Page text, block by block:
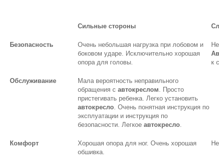
Сильные стороны
Безопасность
Очень небольшая нагрузка при лобовом и
боковом ударе. Исключительно хорошая
опора для головы.
к
Обслуживание
Мала вероятность неправильного
обращения с автокреслом. Просто
пристегивать ребенка. Легко установить
автокресло. Очень понятная инструкция по
эксплуатации и инструкция по
безопасности. Легкое автокресло.
Комфорт
Хорошая опора для ног. Очень хорошая
обшивка.